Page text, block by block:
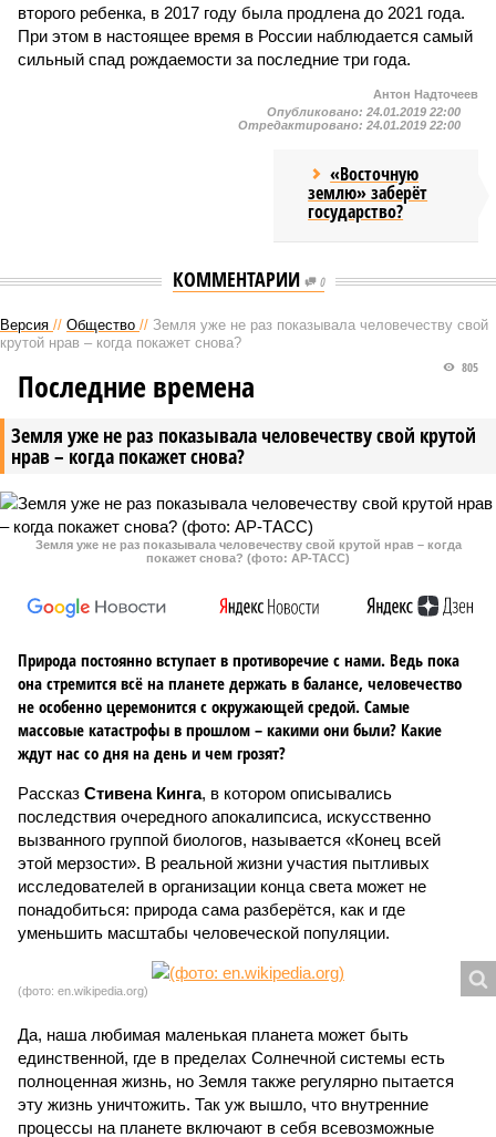
второго ребенка, в 2017 году была продлена до 2021 года.
При этом в настоящее время в России наблюдается самый
сильный спад рождаемости за последние три года.
Антон Надточеев
Опубликовано: 24.01.2019 22:00
Отредактировано: 24.01.2019 22:00
«Восточную
землю» заберёт
государство?
КОММЕНТАРИИ 0
Версия // Общество // Земля уже не раз показывала человечеству свой
крутой нрав – когда покажет снова?
Земля уже не раз показывала человечеству свой крутой
нрав – когда покажет снова?
805
Последние времена
Земля уже не раз показывала человечеству свой крутой нрав – когда
покажет снова? (фото: АР-ТАСС)
Природа постоянно вступает в противоречие с нами. Ведь пока
она стремится всё на планете держать в балансе, человечество
не особенно церемонится с окружающей средой. Самые
массовые катастрофы в прошлом – какими они были? Какие
ждут нас со дня на день и чем грозят?
Рассказ Стивена Кинга, в котором описывались
последствия очередного апокалипсиса, искусственно
вызванного группой биологов, называется «Конец всей
этой мерзости». В реальной жизни участия пытливых
исследователей в организации конца света может не
понадобиться: природа сама разберётся, как и где
уменьшить масштабы человеческой популяции.
(фото: en.wikipedia.org)
Да, наша любимая маленькая планета может быть
единственной, где в пределах Солнечной системы есть
полноценная жизнь, но Земля также регулярно пытается
эту жизнь уничтожить. Так уж вышло, что внутренние
процессы на планете включают в себя всевозможные